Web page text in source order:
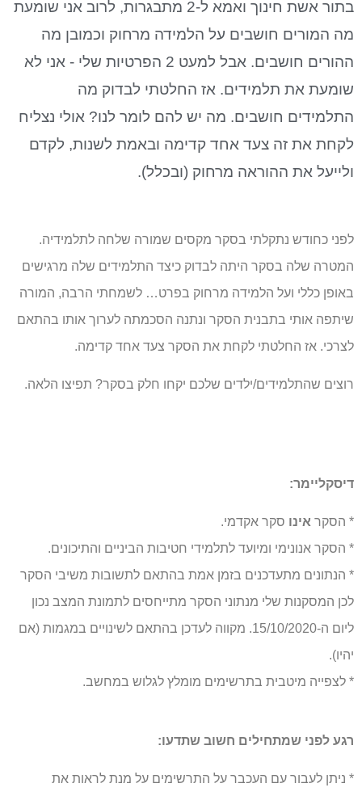
בתור אשת חינוך ואמא ל-2 מתבגרות, לרוב אני שומעת
מה המורים חושבים על הלמידה מרחוק וכמובן מה
ההורים חושבים. אבל למעט 2 הפרטיות שלי - אני לא
שומעת את תלמידים. אז החלטתי לבדוק מה
התלמידים חושבים. מה יש להם לומר לנו? אולי נצליח
לקחת את זה צעד אחד קדימה ובאמת לשנות, לקדם
ולייעל את ההוראה מרחוק (ובכלל).
לפני כחודש נתקלתי בסקר מקסים שמורה שלחה לתלמידיה.
המטרה שלה בסקר היתה לבדוק כיצד התלמידים שלה מרגישים
באופן כללי ועל הלמידה מרחוק בפרט… לשמחתי הרבה, המורה
שיתפה אותי בתבנית הסקר ונתנה הסכמתה לערוך אותו בהתאם
לצרכי. אז החלטתי לקחת את הסקר צעד אחד קדימה.
רוצים שהתלמידים/ילדים שלכם יקחו חלק בסקר? תפיצו הלאה.
דיסקליימר:
* הסקר אינו סקר אקדמי.
* הסקר אנונימי ומיועד לתלמידי חטיבות הביניים והתיכונים.
* הנתונים מתעדכנים בזמן אמת בהתאם לתשובות משיבי הסקר
לכן המסקנות שלי מנתוני הסקר מתייחסים לתמונת המצב נכון
ליום ה-15/10/2020. מקווה לעדכן בהתאם לשינויים במגמות (אם
יהיו).
* לצפייה מיטבית בתרשימים מומלץ לגלוש במחשב.
רגע לפני שמתחילים חשוב שתדעו:
* ניתן לעבור עם העכבר על התרשימים על מנת לראות את